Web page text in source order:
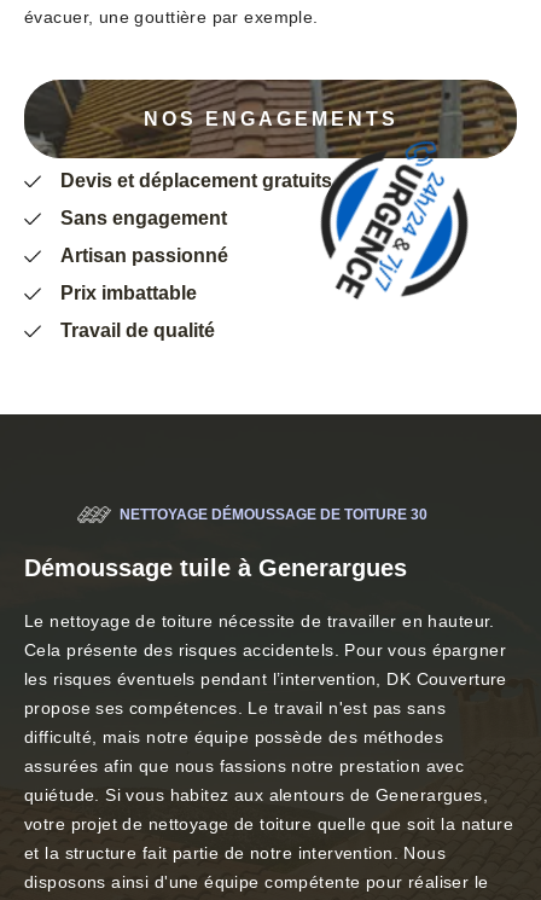
évacuer, une gouttière par exemple.
NOS ENGAGEMENTS
Devis et déplacement gratuits
Sans engagement
Artisan passionné
Prix imbattable
Travail de qualité
NETTOYAGE DÉMOUSSAGE DE TOITURE 30
Démoussage tuile à Generargues
Le nettoyage de toiture nécessite de travailler en hauteur.
Cela présente des risques accidentels. Pour vous épargner
les risques éventuels pendant l’intervention, DK Couverture
propose ses compétences. Le travail n'est pas sans
difficulté, mais notre équipe possède des méthodes
assurées afin que nous fassions notre prestation avec
quiétude. Si vous habitez aux alentours de Generargues,
votre projet de nettoyage de toiture quelle que soit la nature
et la structure fait partie de notre intervention. Nous
disposons ainsi d'une équipe compétente pour réaliser le